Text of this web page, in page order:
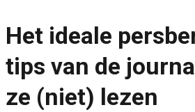
Content & Communicatie
›
Het ideale persbericht: 5 tips van de
Het ideale
tips van de
ze (niet) lezen